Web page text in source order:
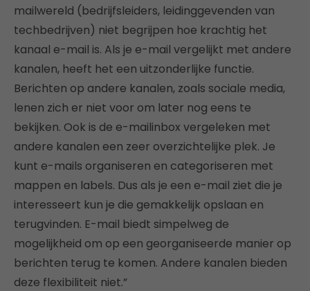
mailwereld (bedrijfsleiders, leidinggevenden van
techbedrijven) niet begrijpen hoe krachtig het
kanaal e-mail is. Als je e-mail vergelijkt met andere
kanalen, heeft het een uitzonderlijke functie.
Berichten op andere kanalen, zoals sociale media,
lenen zich er niet voor om later nog eens te
bekijken. Ook is de e-mailinbox vergeleken met
andere kanalen een zeer overzichtelijke plek. Je
kunt e-mails organiseren en categoriseren met
mappen en labels. Dus als je een e-mail ziet die je
interesseert kun je die gemakkelijk opslaan en
terugvinden. E-mail biedt simpelweg de
mogelijkheid om op een georganiseerde manier op
berichten terug te komen. Andere kanalen bieden
deze flexibiliteit niet.”